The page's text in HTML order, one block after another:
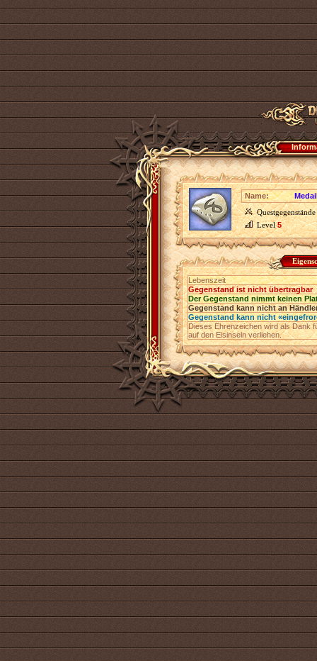
Name:
Questgegenstände
Level5
Lebenszeit
Gegenstand ist nicht übertragbar
Der Gegenstand nimmt keinen
Gegenstand kann nicht an
Gegenstand kann nicht
Dieses Ehrenzeichen wird als Dank
auf den Eisinseln verliehen.